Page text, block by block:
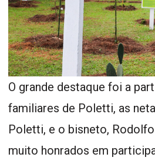
O grande destaque foi a
familiares de Poletti, as
Poletti, e o bisneto,
muito honrados em